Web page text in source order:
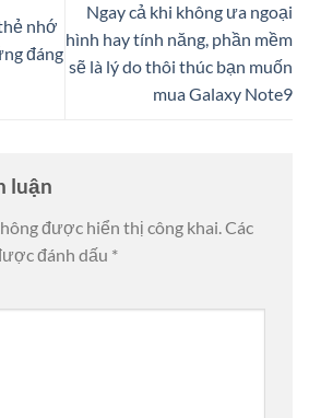
nhớ
đáng
Ngay cả khi không ưa ngoại
hình hay tính năng, phần mềm
sẽ là lý do thôi thúc bạn muốn
mua Galaxy Note9
luận
được hiển thị công khai.Các
đánh dấu *